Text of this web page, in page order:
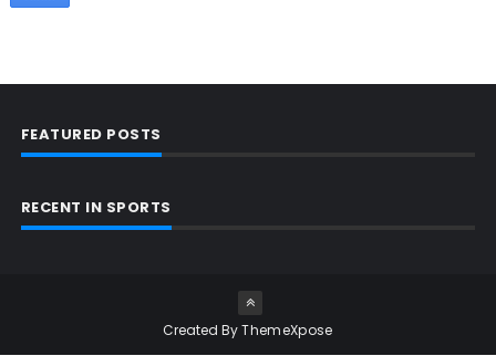
FEATURED POSTS
RECENT IN SPORTS
Created ByThemeXpose